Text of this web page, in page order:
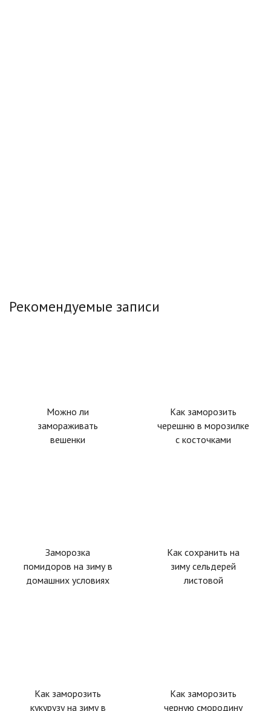
Рекомендуемые записи
Можно ли
замораживать
вешенки
Как заморозить
черешню в морозилке
с косточками
Заморозка
помидоров на зиму в
домашних условиях
Как сохранить на
зиму сельдерей
листовой
Как заморозить
кукурузу на зиму в
Как заморозить
черную смородину